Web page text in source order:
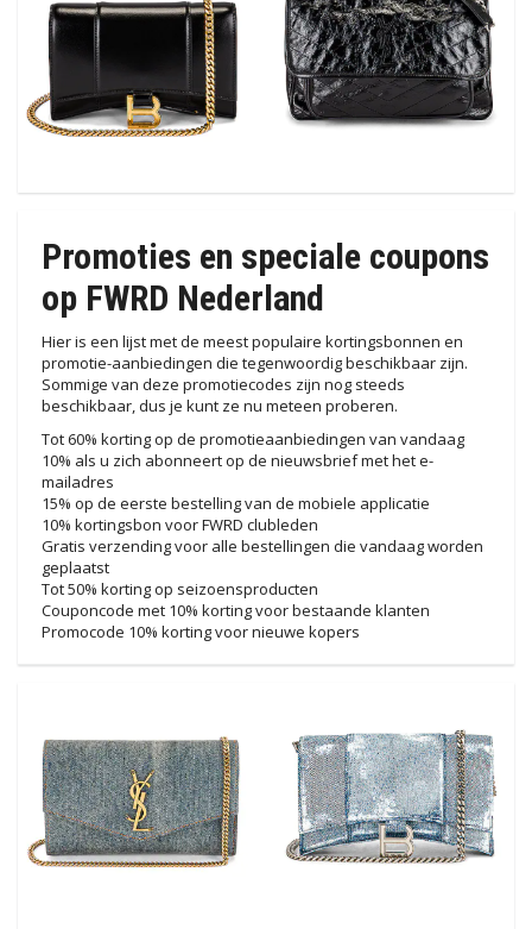
Promoties en speciale coupons
op FWRD Nederland
Hier is een lijst met de meest populaire kortingsbonnen en
promotie-aanbiedingen die tegenwoordig beschikbaar zijn.
Sommige van deze promotiecodes zijn nog steeds
beschikbaar, dus je kunt ze nu meteen proberen.
Tot 60% korting op de promotieaanbiedingen van vandaag
10% als u zich abonneert op de nieuwsbrief met het e-
mailadres
15% op de eerste bestelling van de mobiele applicatie
10% kortingsbon voor FWRD clubleden
Gratis verzending voor alle bestellingen die vandaag worden
geplaatst
Tot 50% korting op seizoensproducten
Couponcode met 10% korting voor bestaande klanten
Promocode 10% korting voor nieuwe kopers